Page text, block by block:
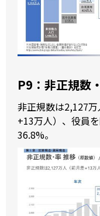
P9：非正規数
非正規数は2,127
+13万人）、役員
36.8%。